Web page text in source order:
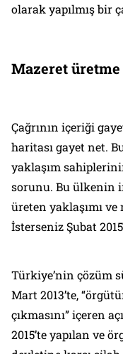
olarak yapılmış bir
Mazeret
Çağrının içeriği
haritası gayet net.
yaklaşım
sorunu. Bu ülkenin
üreten yaklaşımı
İsterseniz Şubat
Türkiye’nin çözüm
Mart 2013’te,
çıkmasını” içeren
2015’te yapılan ve